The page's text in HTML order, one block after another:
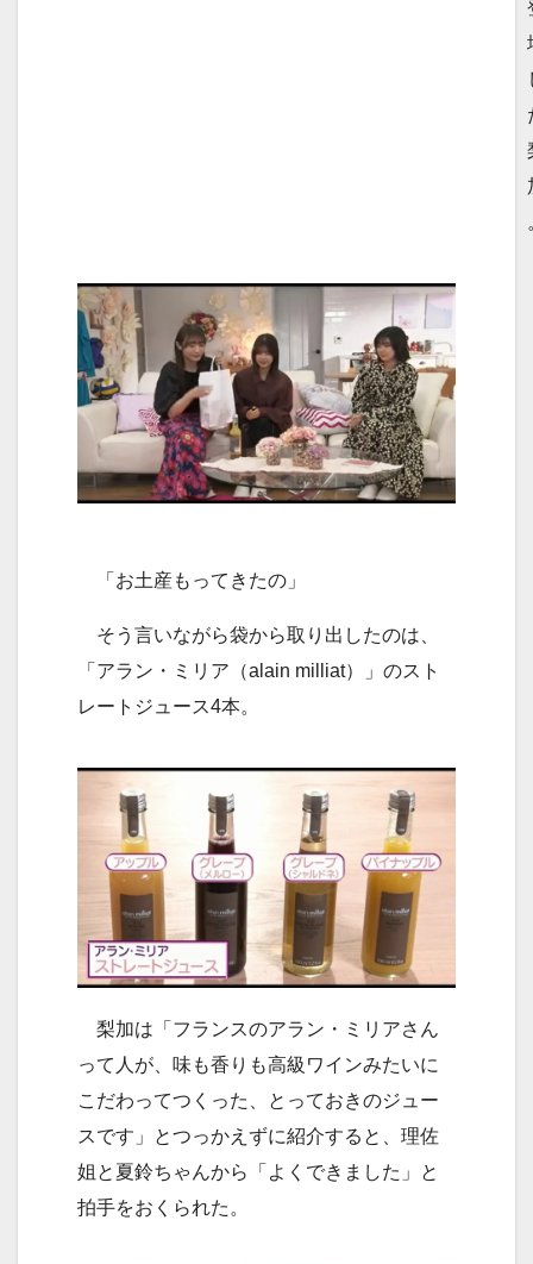
「お土産もってきたの」
そう言いながら袋から取り出したのは、
「アラン・ミリア（alain milliat）」のスト
レートジュース4本。
梨加は「フランスのアラン・ミリアさん
って人が、味も香りも高級ワインみたいに
こだわってつくった、とっておきのジュー
スです」とつっかえずに紹介すると、理佐
姐と夏鈴ちゃんから「よくできました」と
拍手をおくられた。